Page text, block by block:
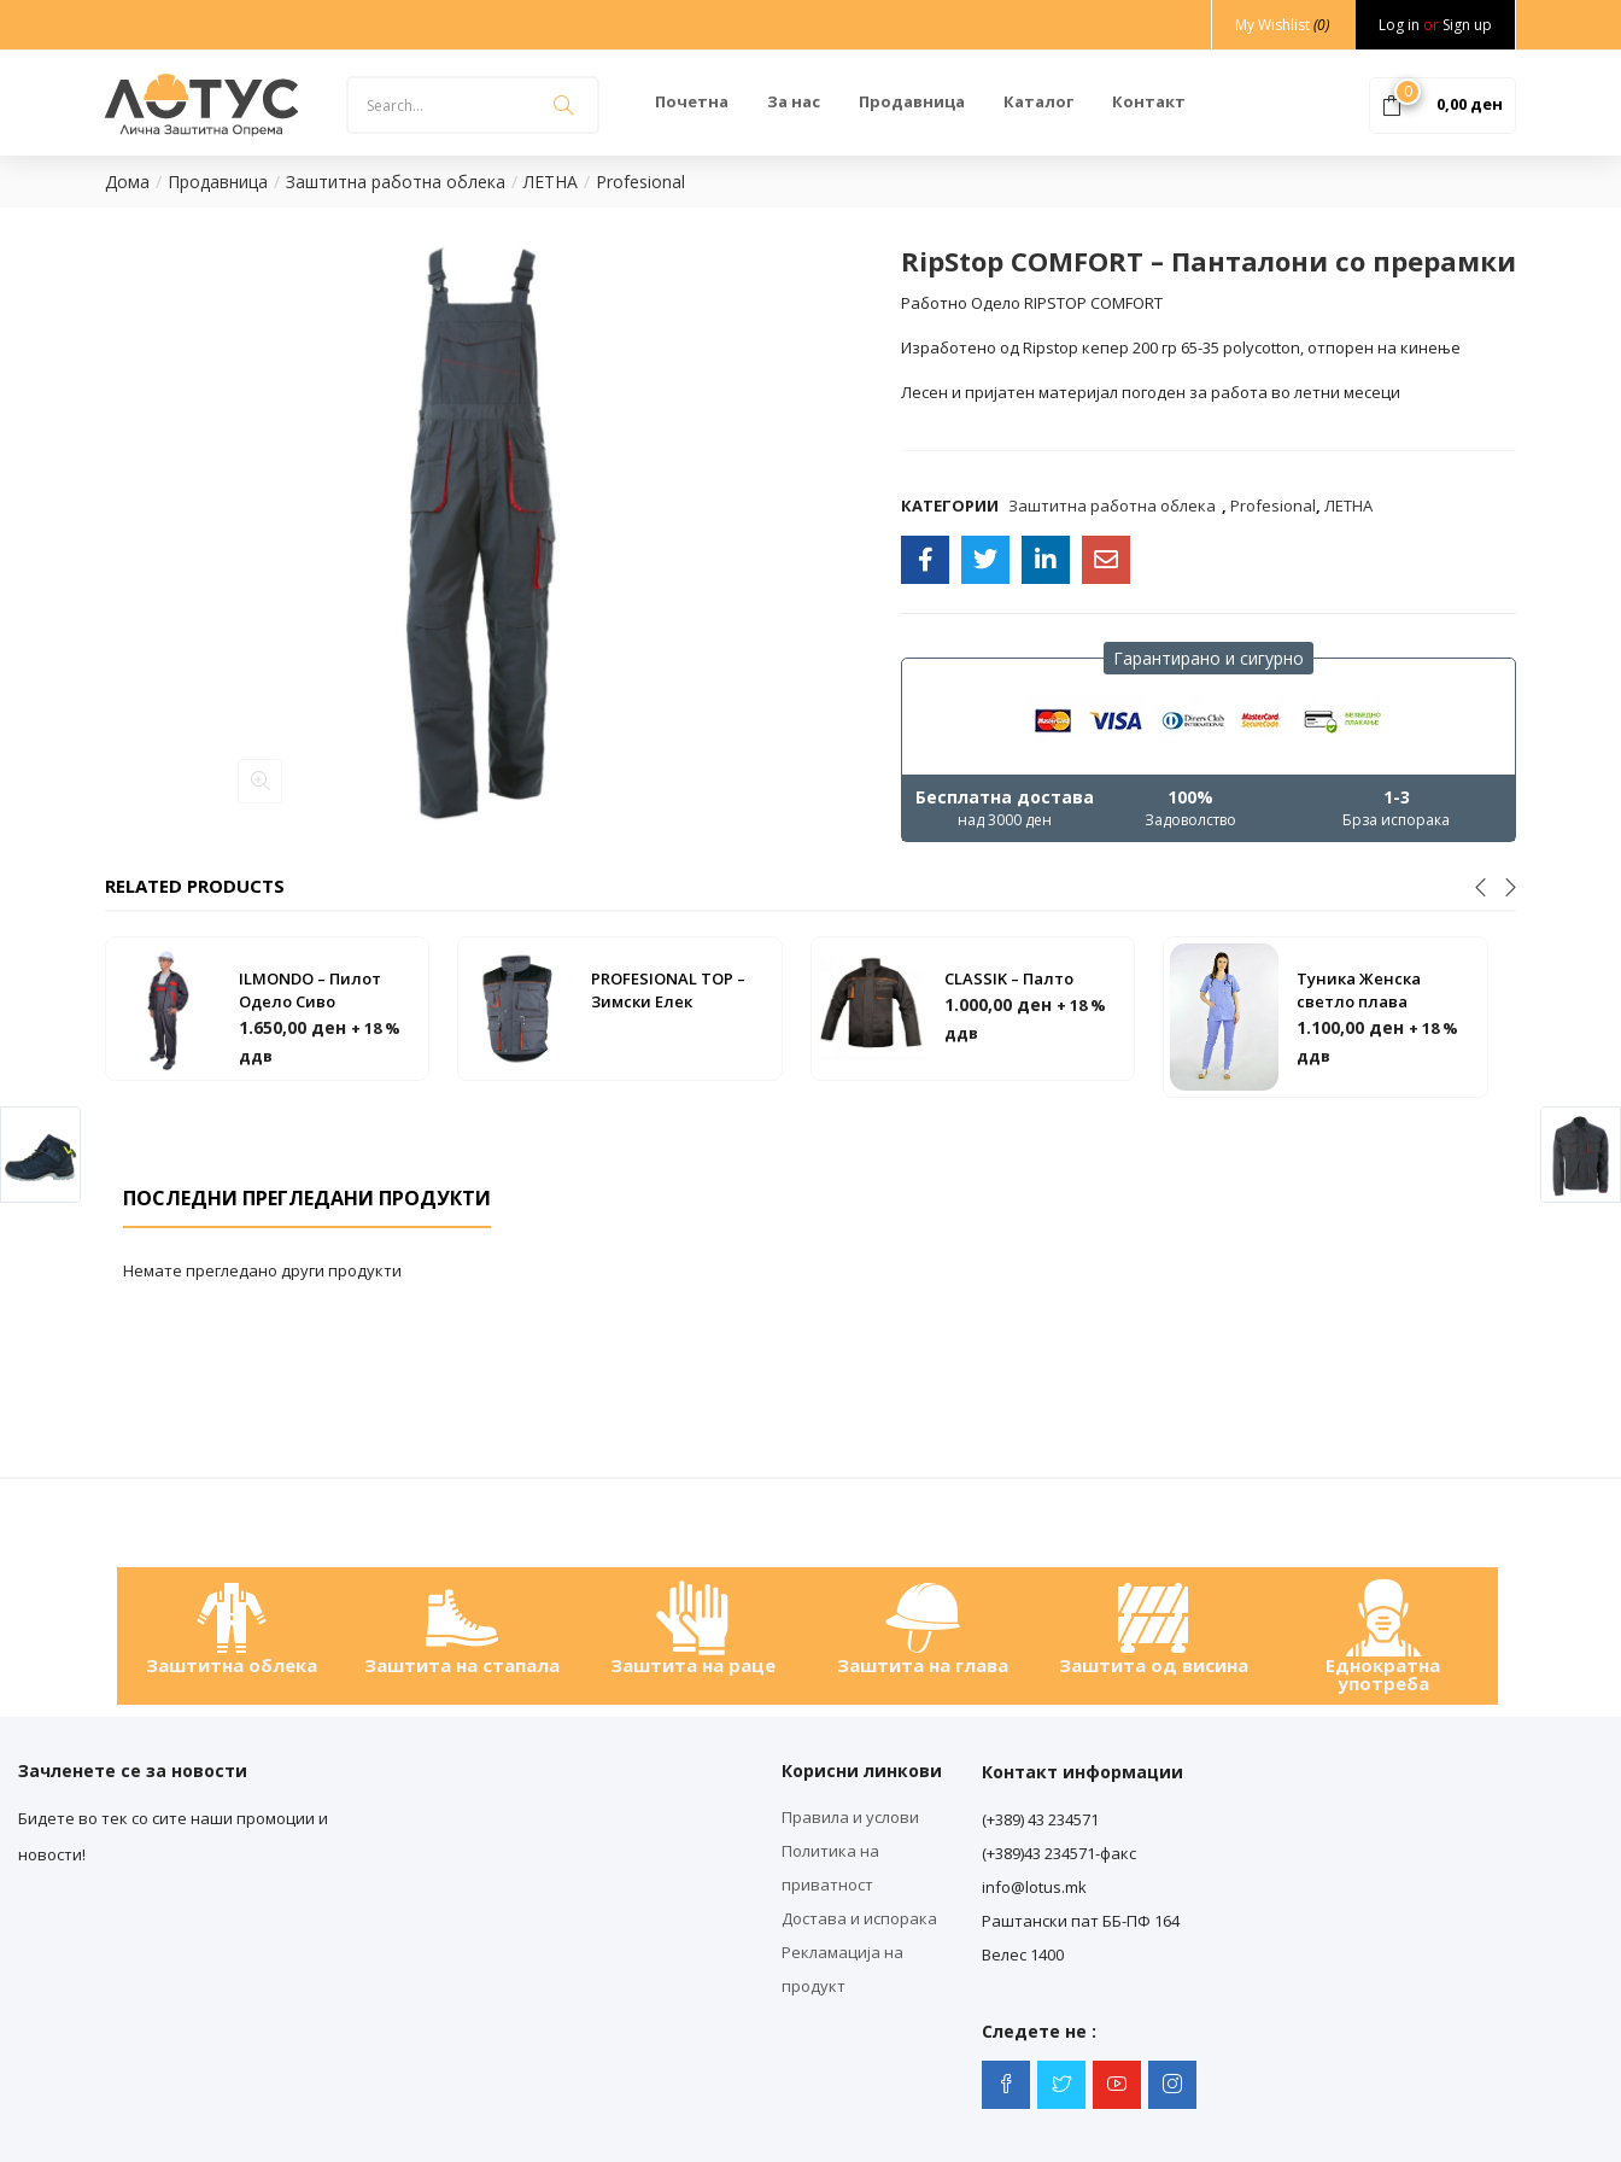
My Wishlist(0) Log in or Sign up
0
0,00 ден
Почетна За нас Продавница Каталог Контакт
Дома Продавница Заштитна работна облека ЛЕТНА Profesional
RipStop COMFORT – Панталони со прерамки
Работно Одело RIPSTOP COMFORT
Изработено од Ripstop кепер 200 гр 65-35 polycotton, отпорен на кинење
Лесен и пријатен материјал погоден за работа во летни месеци
КАТЕГОРИИ Заштитна работна облека , Profesional, ЛЕТНА
Гарантирано и сигурно
Бесплатна достава
над 3000 ден
100%
Задоволство
1-3
Брза испорака
RELATED PRODUCTS
ILMONDO – Пилот
Одело Сиво
1.650,00 ден + 18 %
ддв
PROFESIONAL TOP –
Зимски Елек
CLASSIK – Палто
1.000,00 ден + 18 %
ддв
Туника Женска
светло плава
1.100,00 ден + 18 %
ддв
ПОСЛЕДНИ ПРЕГЛЕДАНИ ПРОДУКТИ
Немате прегледано други продукти
Заштитна облека Заштита на стапала Заштита на раце Заштита на глава Заштита од висина Еднократна
употреба
Зачленете се за новости
Бидете во тек со сите наши промоции и
новости!
Контакт информации
(+389) 43 234571
(+389)43 234571-факс
info@lotus.mk
Раштански пат ББ-ПФ 164
Велес 1400
Следете не :
Корисни линкови
Правила и услови
Политика на
приватност
Достава и испорака
Рекламација на
продукт